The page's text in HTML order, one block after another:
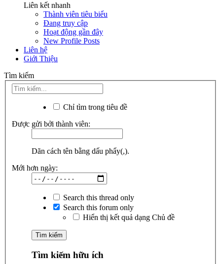
Liên kết nhanh
Thành viên tiêu biểu
Đang truy cập
Hoạt động gần đây
New Profile Posts
Liên hệ
Giới Thiệu
Tìm kiếm
Chỉ tìm trong tiêu đề
Được gửi bởi thành viên:
Dãn cách tên bằng dấu phẩy(,).
Mới hơn ngày:
Search this thread only
Search this forum only
Hiển thị kết quả dạng Chủ đề
Tìm kiếm hữu ích